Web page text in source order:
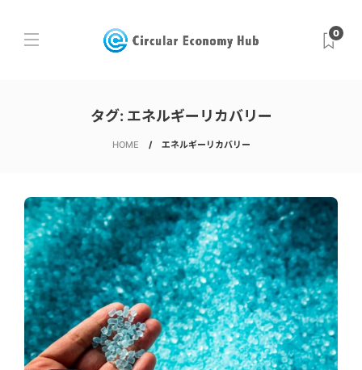
0
タグ: エネルギーリカバリー
HOME エネルギーリカバリー